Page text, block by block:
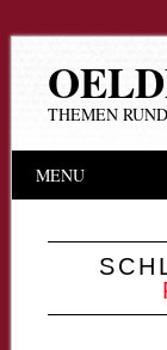
THEMEN
Inhalt
MENU